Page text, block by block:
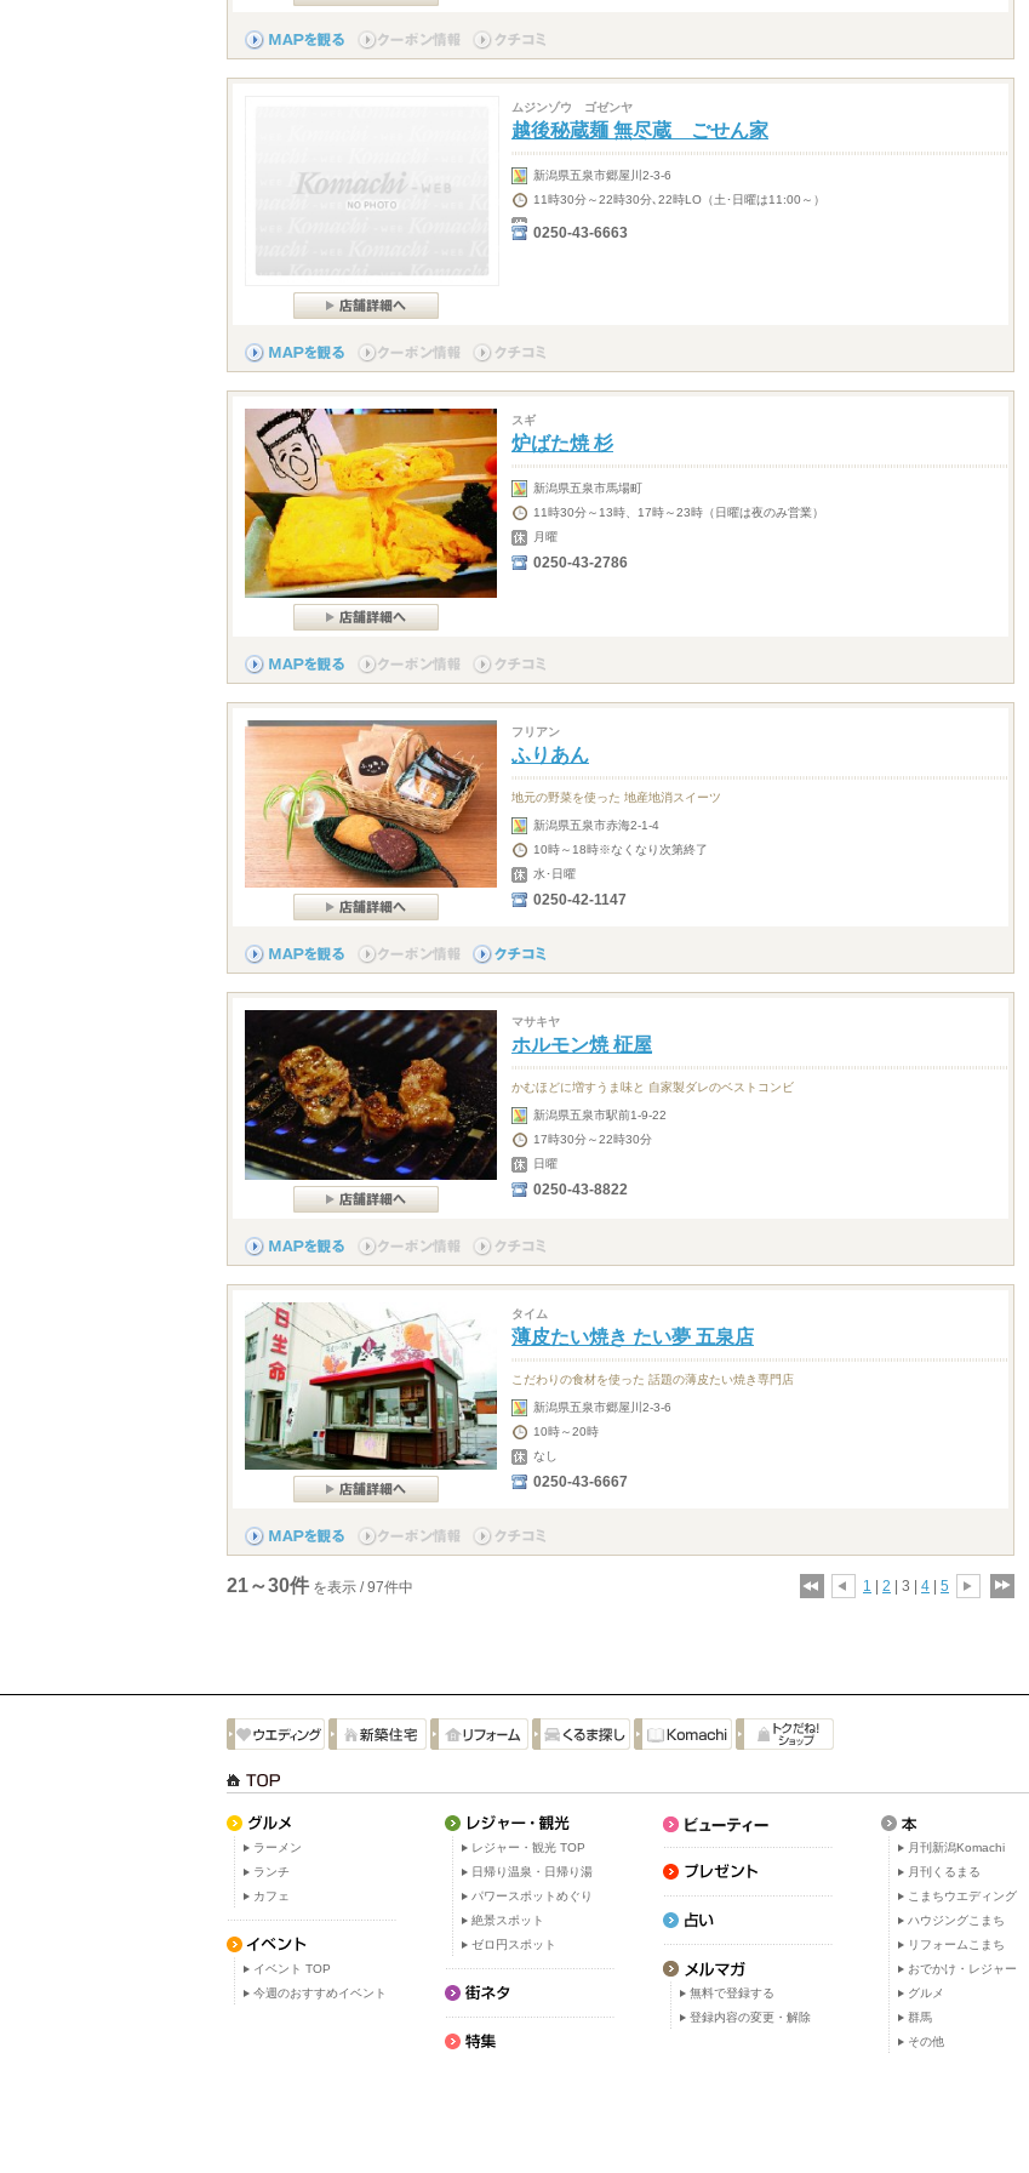
ムジンゾウ ゴゼンヤ
越後秘蔵麺 無尽蔵 ごせん家
新潟県五泉市郷屋川2-3-6
11時30分～22時30分､22時LO（土･日曜は11:00～）
0250-43-6663
スギ
炉ばた焼 杉
新潟県五泉市馬場町
11時30分～13時、17時～23時（日曜は夜のみ営業）
月曜
0250-43-2786
フリアン
ふりあん
地元の野菜を使った 地産地消スイーツ
新潟県五泉市赤海2-1-4
10時～18時※なくなり次第終了
水･日曜
0250-42-1147
マサキヤ
ホルモン焼 柾屋
かむほどに増すうま味と 自家製ダレのベストコンビ
新潟県五泉市駅前1-9-22
17時30分～22時30分
日曜
0250-43-8822
タイム
薄皮たい焼き たい夢 五泉店
こだわりの食材を使った 話題の薄皮たい焼き専門店
新潟県五泉市郷屋川2-3-6
10時～20時
なし
0250-43-6667
21～30件 を表示 / 97件中 1 2 | 3 | 4 5
ラーメン
ランチ
カフェ
イベント TOP
今週のおすすめイベント
レジャー・観光 TOP
日帰り温泉・日帰り湯
パワースポットめぐり
絶景スポット
ゼロ円スポット
無料で登録する
登録内容の変更・解除
月刊新潟Komachi
月刊くるまる
こまちウエディング
ハウジングこまち
リフォームこまち
おでかけ・レジャー
グルメ
群馬
その他